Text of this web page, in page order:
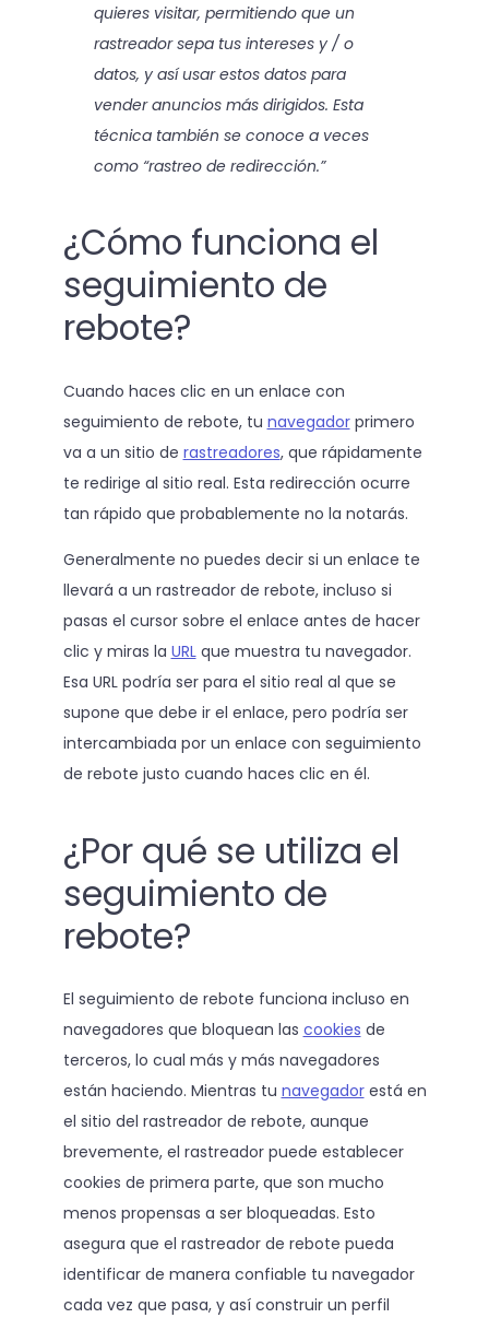
quieres visitar, permitiendo que un
rastreador sepa tus intereses y / o
datos, y así usar estos datos para
vender anuncios más dirigidos. Esta
técnica también se conoce a veces
como “rastreo de redirección.”
¿Cómo funciona el
seguimiento de
rebote?
Cuando haces clic en un enlace con
seguimiento de rebote, tu navegadorprimero
va a un sitio de rastreadores, que rápidamente
te redirige al sitio real. Esta redirección ocurre
tan rápido que probablemente no la notarás.
Generalmente no puedes decir si un enlace te
llevará a un rastreador de rebote, incluso si
pasas el cursor sobre el enlace antes de hacer
clic y miras la URLque muestra tu navegador.
Esa URL podría ser para el sitio real al que se
supone que debe ir el enlace, pero podría ser
intercambiada por un enlace con seguimiento
de rebote justo cuando haces clic en él.
¿Por qué se utiliza el
seguimiento de
rebote?
El seguimiento de rebote funciona incluso en
navegadores que bloquean las cookies de
terceros, lo cual más y más navegadores
están haciendo. Mientras tu navegadorestá en
el sitio del rastreador de rebote, aunque
brevemente, el rastreador puede establecer
cookies de primera parte, que son mucho
menos propensas a ser bloqueadas. Esto
asegura que el rastreador de rebote pueda
identificar de manera confiable tu navegador
cada vez que pasa, y así construir un perfil